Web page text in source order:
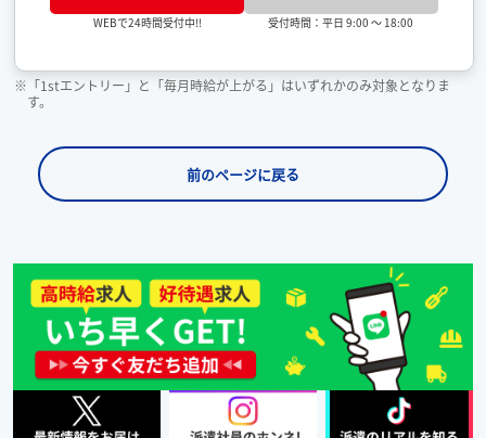
WEBで24時間受付中!! 受付時間：平日 9:00 ～ 18:00
※「1stエントリー」と「毎月時給が上がる」はいずれかのみ対象となりま
す。
前のページに戻る